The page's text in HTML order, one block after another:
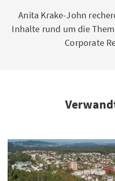
Anita Krake-John
Inhalte rund um die
Corporate